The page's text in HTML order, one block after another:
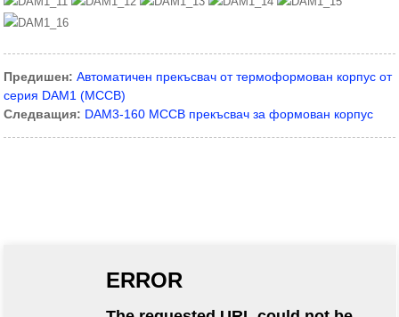
Предишен: Автоматичен прекъсвач от термоформован корпус от
серия DAM1 (MCCB)
Следващия: DAM3-160 MCCB прекъсвач за формован корпус